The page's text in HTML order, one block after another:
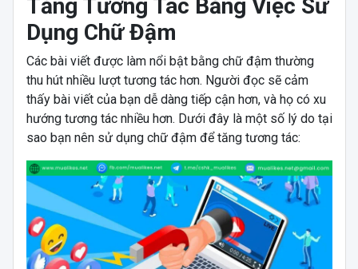
Tăng Tương Tác Bằng Việc Sử
Dụng Chữ Đậm
Các bài viết được làm nổi bật bằng chữ đậm thường
thu hút nhiều lượt tương tác hơn. Người đọc sẽ cảm
thấy bài viết của bạn dễ dàng tiếp cận hơn, và họ có xu
hướng tương tác nhiều hơn. Dưới đây là một số lý do tại
sao bạn nên sử dụng chữ đậm để tăng tương tác: